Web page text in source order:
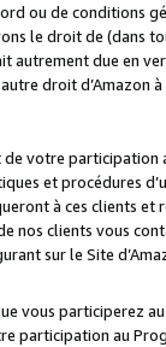
ou de conditions
le droit de (dans
autrement due en
droit
votre
et procédures
à ces clients
nos clients vous
sur le Site
vous participerez
participation au